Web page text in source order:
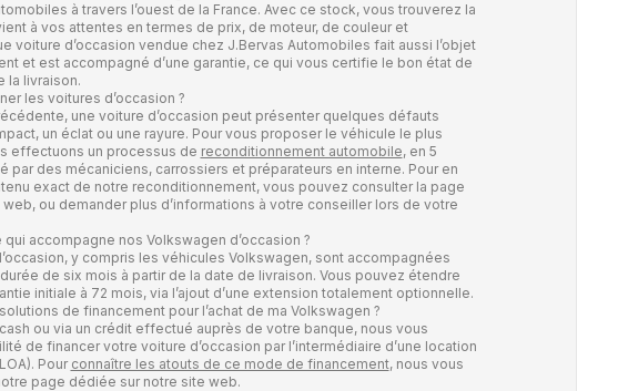
à travers l’ouest de la France. Avec ce stock, vous trouverez la
à vos attentes en termes de prix, de moteur, de couleur et
voiture d’occasion vendue chez J.Bervas Automobiles fait aussi l’objet
et est accompagné d’une garantie, ce qui vous certifie le bon état de
la livraison.
les voitures d’occasion ?
une voiture d’occasion peut présenter quelques défauts
un éclat ou une rayure. Pour vous proposer le véhicule le plus
effectuons un processus de reconditionnement automobile, en 5
par des mécaniciens, carrossiers et préparateurs en interne. Pour en
exact de notre reconditionnement, vous pouvez consulter la page
ou demander plus d’informations à votre conseiller lors de votre
accompagne nos Volkswagen d’occasion ?
y compris les véhicules Volkswagen, sont accompagnées
durée de six mois à partir de la date de livraison. Vous pouvez étendre
initiale à 72 mois, via l’ajout d’une extension totalement optionnelle.
de financement pour l’achat de ma Volkswagen ?
cash ou via un crédit effectué auprès de votre banque, nous vous
de financer votre voiture d’occasion par l’intermédiaire d’une location
Pour connaître les atouts de ce mode de financement, nous vous
page dédiée sur notre site web.